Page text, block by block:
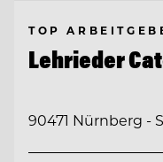
TOP
Lehrieder
90471 Nürnberg -